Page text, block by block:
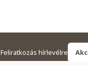
Feliratkozás hírlevélre